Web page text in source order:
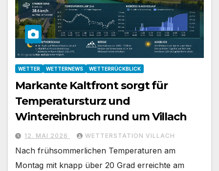
WETTER WETTERNEWS WETTERRÜCKBLICK
Markante Kaltfront sorgt für
Temperatursturz und
Wintereinbruch rund um Villach
12. MAI 2026 WETTERSTATION VILLACH
Nach frühsommerlichen Temperaturen am
Montag mit knapp über 20 Grad erreichte am